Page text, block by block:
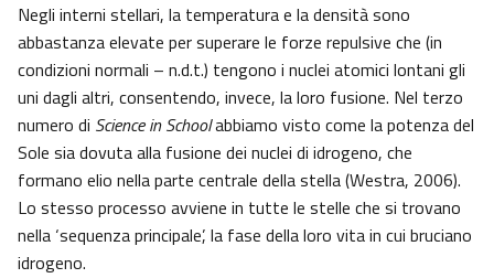
Negli interni stellari, la temperatura e la densità sono
abbastanza elevate per superare le forze repulsive che (in
condizioni normali – n.d.t.) tengono i nuclei atomici lontani gli
uni dagli altri, consentendo, invece, la loro fusione. Nel terzo
numero di Science in Schoolabbiamo visto come la potenza del
Sole sia dovuta alla fusione dei nuclei di idrogeno, che
formano elio nella parte centrale della stella (Westra, 2006).
Lo stesso processo avviene in tutte le stelle che si trovano
nella ‘sequenza principale’, la fase della loro vita in cui bruciano
idrogeno.